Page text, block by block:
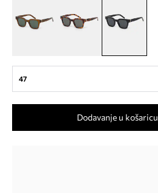
47
Dodavanje u košaricu